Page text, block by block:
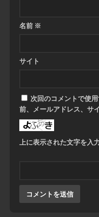
名前 ※
サイト
次回のコメントで使
前、メールアドレス、サ
上に表示された文字を入